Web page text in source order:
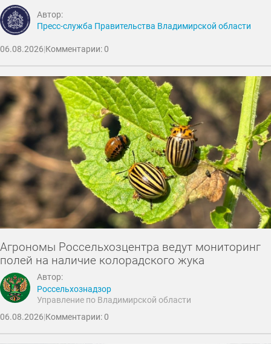
Автор:
Пресс-служба Правительства Владимирской области
06.08.2026|Комментарии: 0
Агрономы Россельхозцентра ведут мониторинг
полей на наличие колорадского жука
Автор:
Россельхознадзор
Управление по Владимирской области
06.08.2026|Комментарии: 0